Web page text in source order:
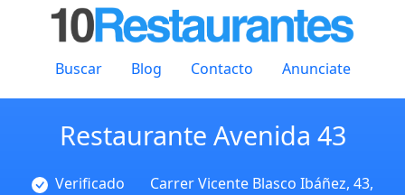
Buscar Blog Contacto Anunciate
Restaurante Avenida 43
Verificado
Carrer Vicente Blasco Ibáñez, 43,